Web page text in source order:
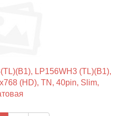
LP156WH3 (TL)(B1),
(HD), TN, 40pin, Slim,